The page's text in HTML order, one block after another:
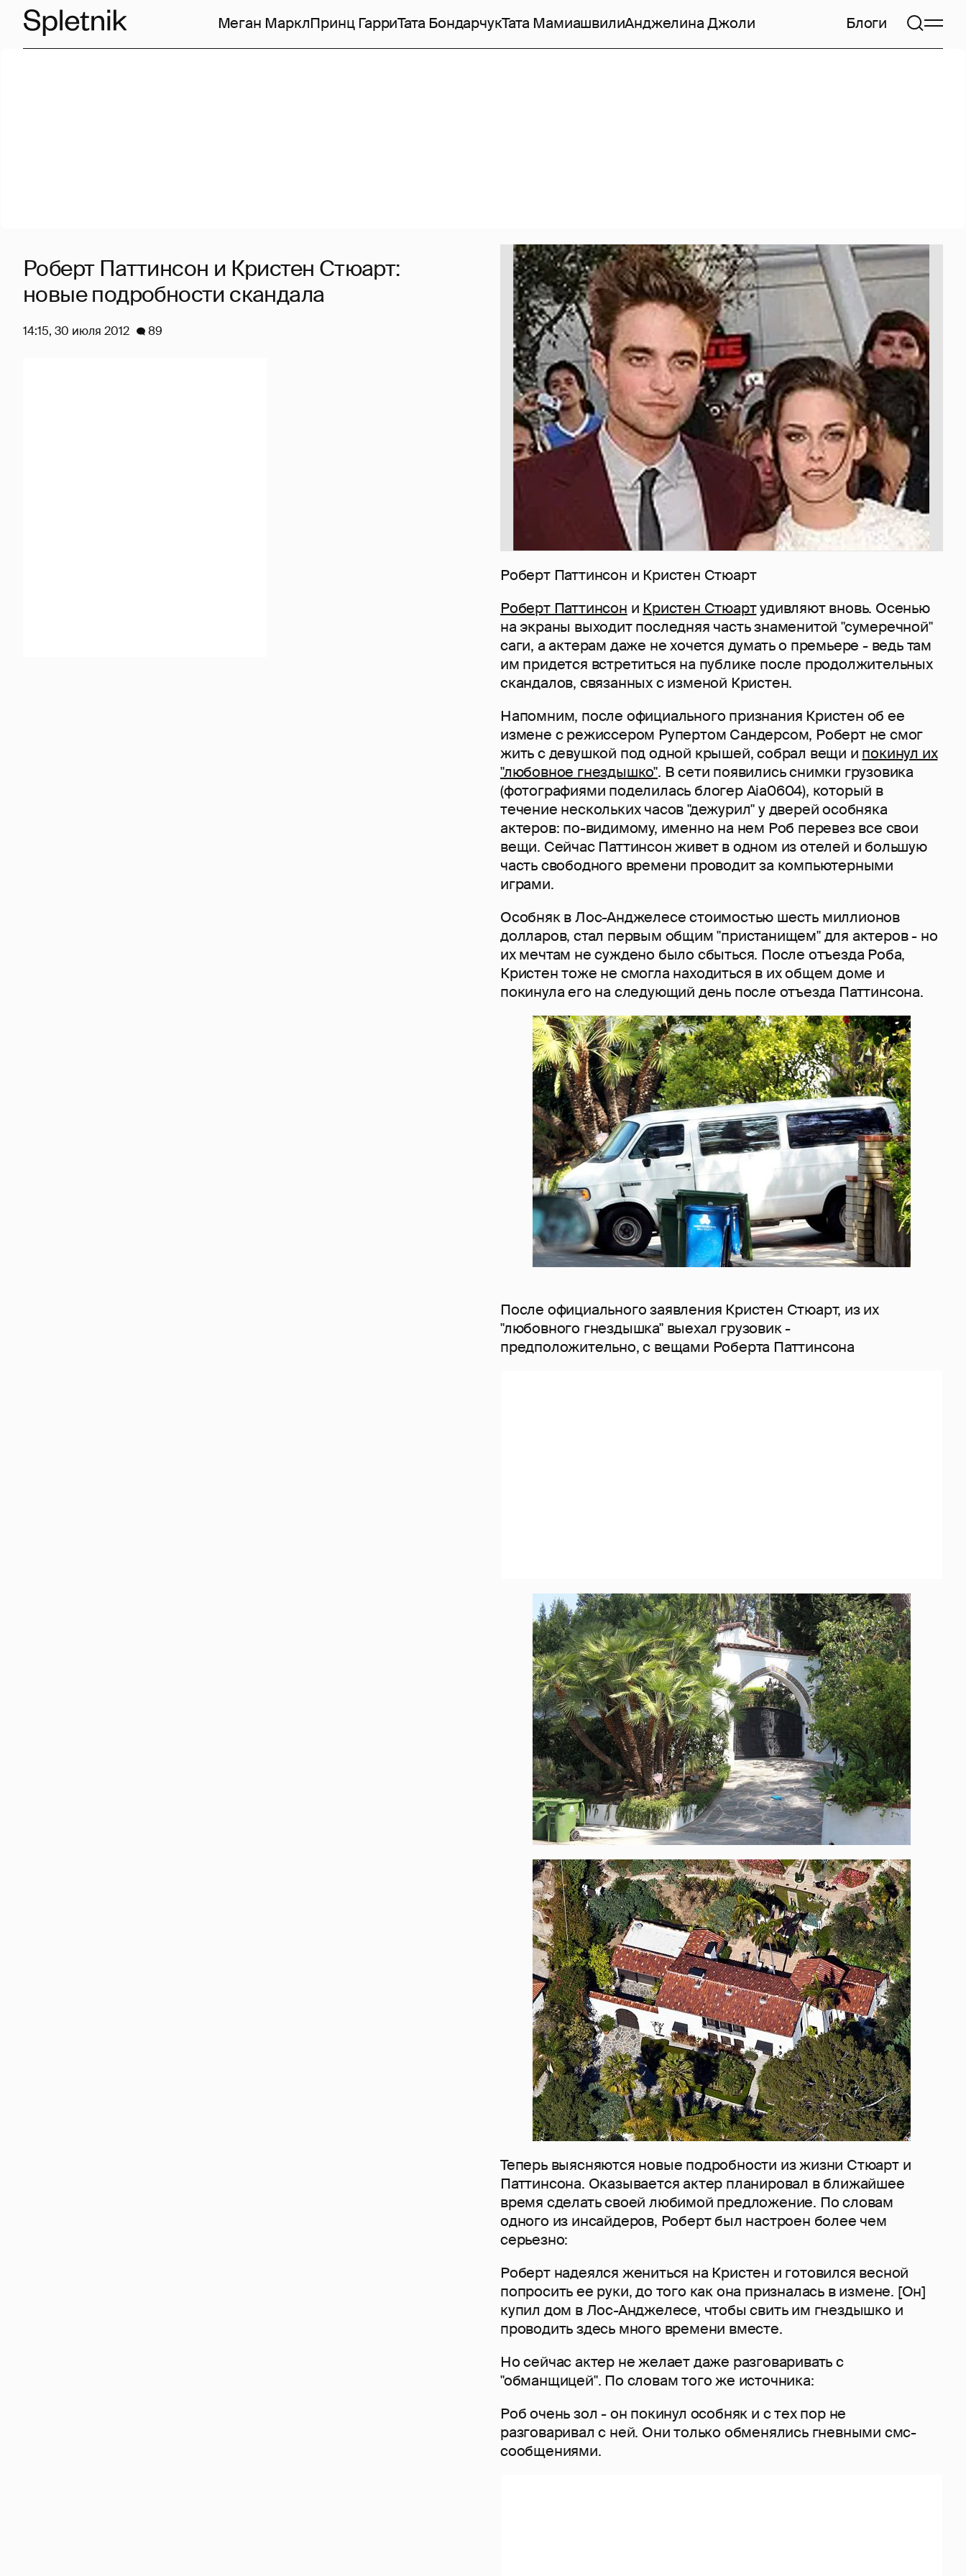
Меган МарклПринц ГарриТата БондарчукТата МамиашвилиАнджелина Джоли Блоги
Роберт Паттинсон и Кристен Стюарт
Роберт Паттинсон и Кристен Стюартудивляют вновь. Осенью
на экраны выходит последняя часть знаменитой "сумеречной"
саги, а актерам даже не хочется думать о премьере - ведь там
им придется встретиться на публике после продолжительных
скандалов, связанных с изменой Кристен.
Напомним, после официального признания Кристен об ее
измене с режиссером Рупертом Сандерсом, Роберт не смог
жить с девушкой под одной крышей, собрал вещи и покинул их
"любовное гнездышко". В сети появились снимки грузовика
(фотографиями поделилась блогер Aia0604), который в
течение нескольких часов "дежурил" у дверей особняка
актеров: по-видимому, именно на нем Роб перевез все свои
вещи. Сейчас Паттинсон живет в одном из отелей и большую
часть свободного времени проводит за компьютерными
играми.
Особняк в Лос-Анджелесе стоимостью шесть миллионов
долларов, стал первым общим "пристанищем" для актеров - но
их мечтам не суждено было сбыться. После отъезда Роба,
Кристен тоже не смогла находиться в их общем доме и
покинула его на следующий день после отъезда Паттинсона.
После официального заявления Кристен Стюарт, из их
"любовного гнездышка" выехал грузовик -
предположительно, с вещами Роберта Паттинсона
Теперь выясняются новые подробности из жизни Стюарт и
Паттинсона. Оказывается актер планировал в ближайшее
время сделать своей любимой предложение. По словам
одного из инсайдеров, Роберт был настроен более чем
серьезно:
Роберт надеялся жениться на Кристен и готовился весной
попросить ее руки, до того как она призналась в измене. [Он]
купил дом в Лос-Анджелесе, чтобы свить им гнездышко и
проводить здесь много времени вместе.
Но сейчас актер не желает даже разговаривать с
"обманщицей". По словам того же источника:
Роб очень зол - он покинул особняк и с тех пор не
разговаривал с ней. Они только обменялись гневными смс-
сообщениями.
Роберт Паттинсон и Кристен Стюарт:
новые подробности скандала
14:15, 30 июля 2012 89